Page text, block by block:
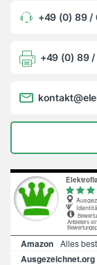
+49 (0) 89 /
+49 (0) 89